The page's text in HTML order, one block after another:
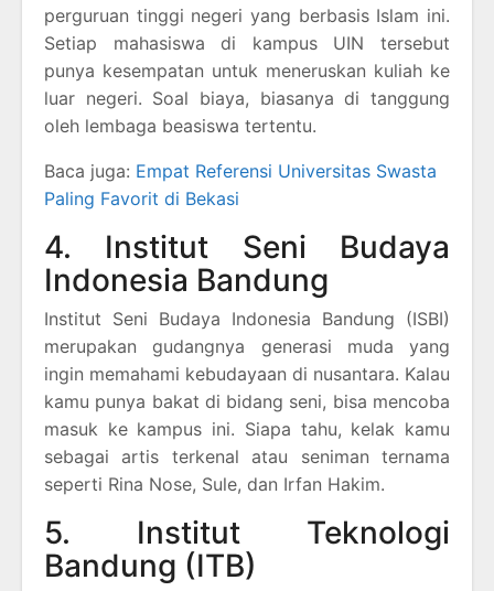
perguruan tinggi negeri yang berbasis Islam ini.
Setiap mahasiswa di kampus UIN tersebut
punya kesempatan untuk meneruskan kuliah ke
luar negeri. Soal biaya, biasanya di tanggung
oleh lembaga beasiswa tertentu.
Baca juga: Empat Referensi Universitas Swasta
Paling Favorit di Bekasi
4. Institut Seni Budaya
Indonesia Bandung
Institut Seni Budaya Indonesia Bandung (ISBI)
merupakan gudangnya generasi muda yang
ingin memahami kebudayaan di nusantara. Kalau
kamu punya bakat di bidang seni, bisa mencoba
masuk ke kampus ini. Siapa tahu, kelak kamu
sebagai artis terkenal atau seniman ternama
seperti Rina Nose, Sule, dan Irfan Hakim.
5. Institut Teknologi
Bandung (ITB)